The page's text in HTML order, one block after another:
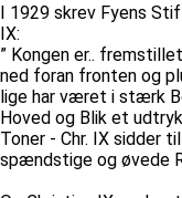
I 1929 skrev Fyens
IX:
” Kongen er..
ned foran fronten og
lige har været i stærk
Hoved og Blik et
Toner - Chr. IX sidder
spændstige og øvede